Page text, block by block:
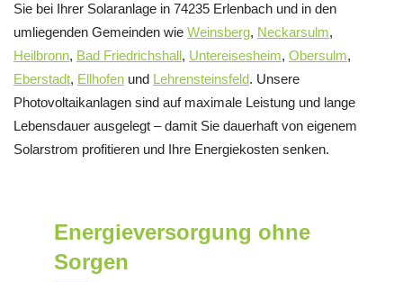
Sie bei Ihrer Solaranlage in 74235 Erlenbach und in den
umliegenden Gemeinden wie Weinsberg, Neckarsulm,
Heilbronn, Bad Friedrichshall, Untereisesheim, Obersulm,
Eberstadt, Ellhofen und Lehrensteinsfeld. Unsere
Photovoltaikanlagen sind auf maximale Leistung und lange
Lebensdauer ausgelegt – damit Sie dauerhaft von eigenem
Solarstrom profitieren und Ihre Energiekosten senken.
Energieversorgung ohne
Sorgen